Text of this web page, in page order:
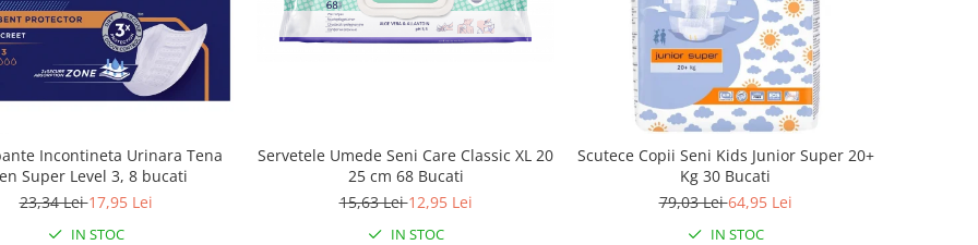
Incontineta Urinara Tena
Super Level 3, 8 bucati
23,34 Lei17,95 Lei
IN STOC
Servetele Umede Seni Care Classic XL 20
25 cm 68 Bucati
15,63 Lei12,95 Lei
IN STOC
Scutece Copii Seni Kids Junior Super 20+
Kg 30 Bucati
79,03 Lei64,95 Lei
IN STOC